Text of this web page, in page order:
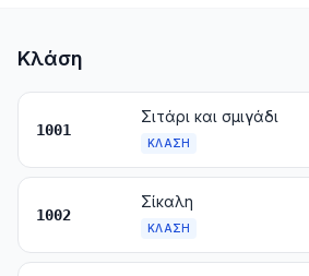
Κλάση
1001
Σιτάρι και σμιγάδι
ΚΛΆΣΗ
1002
Σίκαλη
ΚΛΆΣΗ